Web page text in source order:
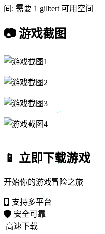
间: 需要 1 gilbert 可用空间
📷游戏截图
📱 立即下载游戏
开始你的游戏冒险之旅
支持多平台
安全可靠
高速下载